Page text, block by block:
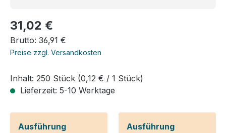
Regulärer Preis:
31,02 €
Brutto: 36,91 €
Preise zzgl. Versandkosten
Inhalt: 250 Stück (0,12 € / 1 Stück)
Lieferzeit: 5-10 Werktage
Ausführung
Ausführung